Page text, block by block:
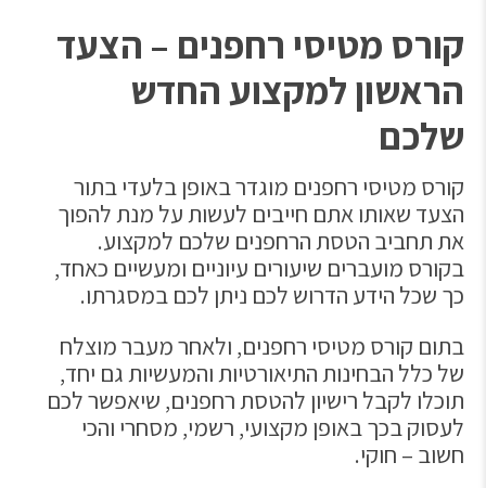
קורס מטיסי רחפנים – הצעד
הראשון למקצוע החדש
שלכם
קורס מטיסי רחפנים מוגדר באופן בלעדי בתור
הצעד שאותו אתם חייבים לעשות על מנת להפוך
את תחביב הטסת הרחפנים שלכם למקצוע.
בקורס מועברים שיעורים עיוניים ומעשיים כאחד,
כך שכל הידע הדרוש לכם ניתן לכם במסגרתו.
בתום קורס מטיסי רחפנים, ולאחר מעבר מוצלח
של כלל הבחינות התיאורטיות והמעשיות גם יחד,
תוכלו לקבל רישיון להטסת רחפנים, שיאפשר לכם
לעסוק בכך באופן מקצועי, רשמי, מסחרי והכי
חשוב – חוקי.